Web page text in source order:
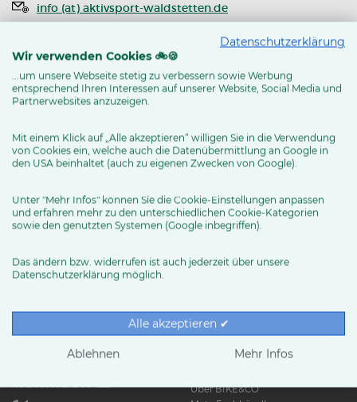
info (at) aktivsport-waldstetten.de
MEHR ERFAHREN
News & Trends
Ratgeber
Über BIKE&CO
Datenschutzerklärung
Wir verwenden Cookies 🚲🍪
...um unsere Webseite stetig zu verbessern sowie Werbung
entsprechend Ihren Interessen auf unserer Website, Social Media und
Partnerwebsites anzuzeigen.
Mit einem Klick auf „Alle akzeptieren“ willigen Sie in die Verwendung
von Cookies ein, welche auch die Datenübermittlung an Google in
den USA beinhaltet (auch zu eigenen Zwecken von Google).
Unter "Mehr Infos" können Sie die Cookie-Einstellungen anpassen
und erfahren mehr zu den unterschiedlichen Cookie-Kategorien
sowie den genutzten Systemen (Google inbegriffen).
Das ändern bzw. widerrufen ist auch jederzeit über unsere
Datenschutzerklärung möglich.
Alle akzeptieren ✔
Ablehnen Mehr Infos